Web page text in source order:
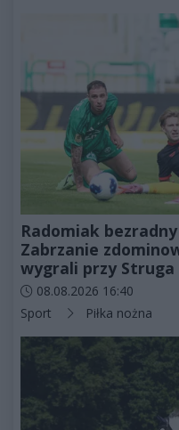
Radomiak
Zabrzanie
wygrali przy Struga
Data dodania artykułu:
08.08.2026 16:40
Kategorie artykułu:
Sport Piłka nożna